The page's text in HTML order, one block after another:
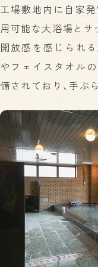
工場敷地内に自家
用可能な大浴場とサ
開放感を感じられ
やフェイスタオル
備されており、手ぶ